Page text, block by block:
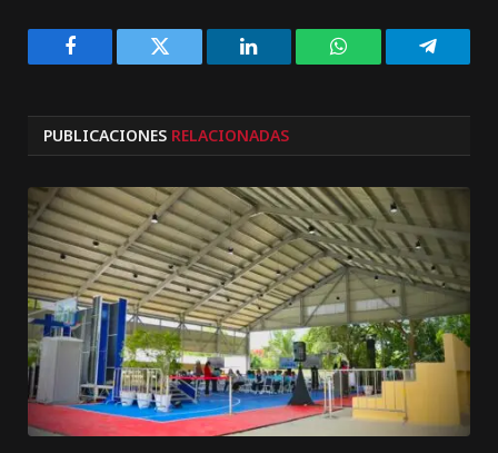
Facebook Twitter LinkedIn WhatsApp
PUBLICACIONES RELACIONADAS